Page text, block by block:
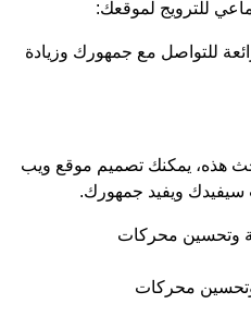
للتواصل مع جمهورك وزيادة
هذه، يمكنك تصميم موقع ويب
ويفيد جمهورك.
محركات